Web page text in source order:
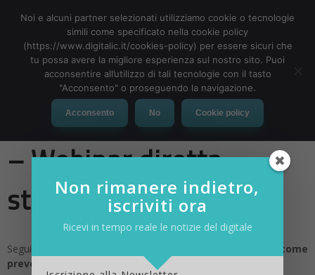
MENU
Non Aprite Quella Email
– Webinar diretta
streaming
Segui il webinar 2.0
“I nuovi metodi usati dagli hacker e come
prevenire i danni a te e alla tua azienda”
Non rimanere indietro,
iscriviti ora
Ricevi in tempo reale le notizie del digitale
Noi e alcuni partner selezionati utilizziamo cookie o tecnologie
simili come specificato nella cookie policy
(https://www.digitalic.it/cookies-policy) per essere sicuri che
tu possa avere la migliore esperienza sul nostro sito. Puoi
acconsentire all’utilizzo di tali tecnologie con il tasto
"Acconsento" o proseguendo la navigazione.
Acconsento No Cookie policy